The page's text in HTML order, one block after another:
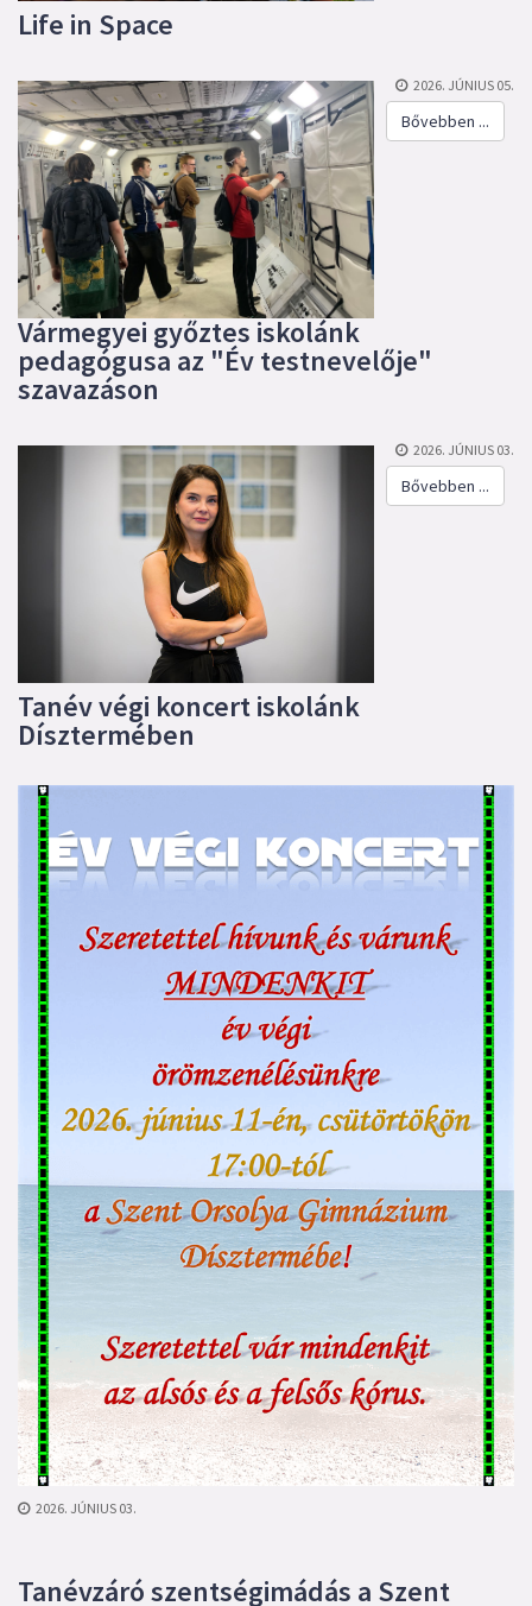
Life in Space
2026. JÚNIUS 05.
Bővebben ...
Vármegyei győztes iskolánk
pedagógusa az "Év testnevelője"
szavazáson
2026. JÚNIUS 03.
Bővebben ...
Tanév végi koncert iskolánk
Dísztermében
2026. JÚNIUS 03.
Tanévzáró szentségimádás a Szent